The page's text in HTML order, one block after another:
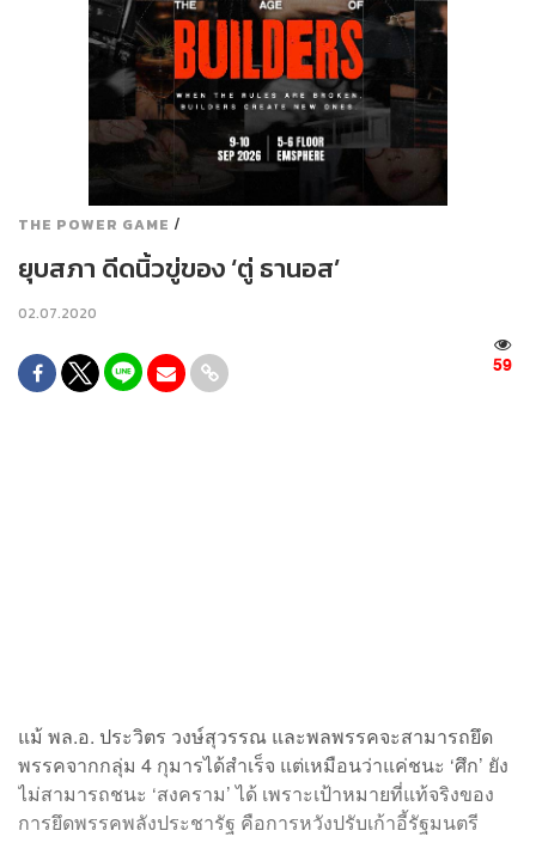
THE POWER GAME /
ยุบสภา ดีดนิ้วขู่ของ ‘ตู่ ธานอส’
02.07.2020
59
แม้ พล.อ. ประวิตร วงษ์สุวรรณ และพลพรรคจะสามารถยึด
พรรคจากกลุ่ม 4 กุมารได้สำเร็จ แต่เหมือนว่าแค่ชนะ ‘ศึก’ ยัง
ไม่สามารถชนะ ‘สงคราม’ ได้ เพราะเป้าหมายที่แท้จริงของ
การยึดพรรคพลังประชารัฐ คือการหวังปรับเก้าอี้รัฐมนตรี